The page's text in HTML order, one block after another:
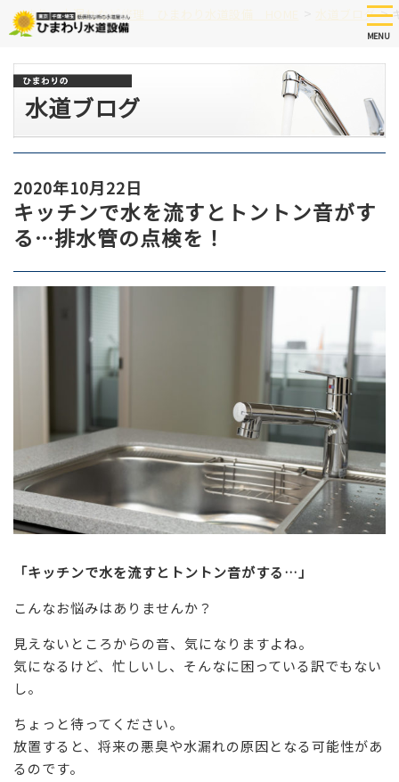
Skip
to
content
MENU
つまり、水漏れなど修理 ひまわり水道設備 HOME 水道ブログ>
水道ブログ
2020年10月22日
キッチンで水を流すとトントン音がす
る…排水管の点検を！
「キッチンで水を流すとトントン音がする…」
こんなお悩みはありませんか？
見えないところからの音、気になりますよね。
気になるけど、忙しいし、そんなに困っている訳でもない
し。
ちょっと待ってください。
放置すると、将来の悪臭や水漏れの原因となる可能性があ
るのです。